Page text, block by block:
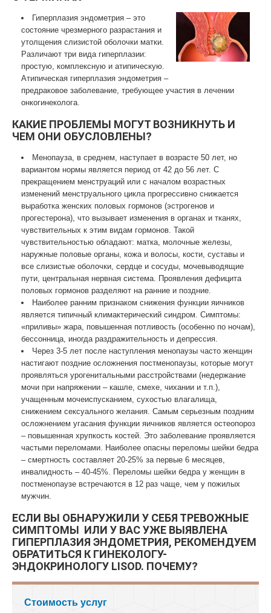
Гиперплазия эндометрия – это
состояние чрезмерного разрастания и
утолщения слизистой оболочки матки.
Различают три вида гиперплазии:
простую, комплексную и атипическую.
Атипическая гиперплазия эндометрия –
предраковое заболевание, требующее участия в лечении
онкогинеколога.
КАКИЕ ПРОБЛЕМЫ МОГУТ ВОЗНИКНУТЬ И
ЧЕМ ОНИ ОБУСЛОВЛЕНЫ?
Менопауза, в среднем, наступает в возрасте 50 лет, но
вариантом нормы является период от 42 до 56 лет. С
прекращением менструаций или с началом возрастных
изменений менструального цикла прогрессивно снижается
выработка женских половых гормонов (эстрогенов и
прогестерона), что вызывает изменения в органах и тканях,
чувствительных к этим видам гормонов. Такой
чувствительностью обладают: матка, молочные железы,
наружные половые органы, кожа и волосы, кости, суставы и
все слизистые оболочки, сердце и сосуды, мочевыводящие
пути, центральная нервная система. Проявления дефицита
половых гормонов разделяют на ранние и поздние.
Наиболее ранним признаком снижения функции яичников
является типичный климактерический синдром. Симптомы:
«приливы» жара, повышенная потливость (особенно по ночам),
бессонница, иногда раздражительность и депрессия.
Через 3-5 лет после наступления менопаузы часто женщин
настигают поздние осложнения постменопаузы, которые могут
проявляться урогенитальными расстройствами (недержание
мочи при напряжении – кашле, смехе, чихании и т.п.),
учащенным мочеиспусканием, сухостью влагалища,
снижением сексуального желания. Самым серьезным поздним
осложнением угасания функции яичников является остеопороз
– повышенная хрупкость костей. Это заболевание проявляется
частыми переломами. Наиболее опасны переломы шейки бедра
– смертность составляет 20-25% за первые 6 месяцев,
инвалидность – 40-45%. Переломы шейки бедра у женщин в
постменопаузе встречаются в 12 раз чаще, чем у пожилых
мужчин.
ЕСЛИ ВЫ ОБНАРУЖИЛИ У СЕБЯ ТРЕВОЖНЫЕ
СИМПТОМЫ ИЛИ У ВАС УЖЕ ВЫЯВЛЕНА
ГИПЕРПЛАЗИЯ ЭНДОМЕТРИЯ, РЕКОМЕНДУЕМ
ОБРАТИТЬСЯ К ГИНЕКОЛОГУ-
ЭНДОКРИНОЛОГУ LISOD. ПОЧЕМУ?
Стоимость услуг